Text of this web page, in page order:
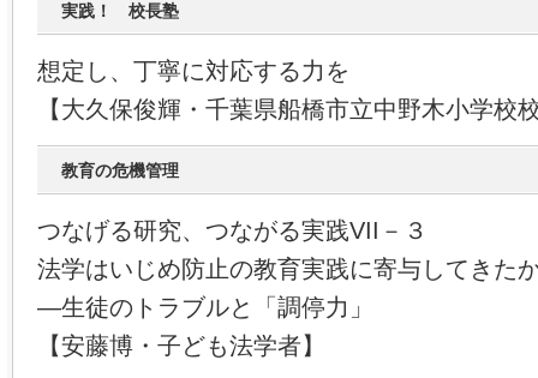
実践！ 校長塾
想定し、丁寧に対応する力を
【大久保俊輝・千葉県船橋市立中野木小学校
教育の危機管理
つなげる研究、つながる実践VII－３
法学はいじめ防止の教育実践に寄与してきた
―生徒のトラブルと「調停力」
【安藤博・子ども法学者】